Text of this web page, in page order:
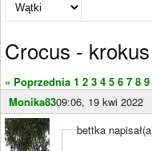
Crocus -
« Poprzednia 1 2 3 4 5 6 7 8 9
Monika8309:06, 19 kwi 2022
bettka